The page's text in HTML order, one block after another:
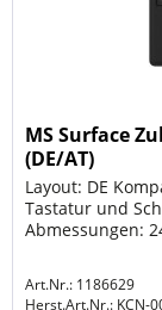
MS Surface
(DE/AT)
Layout: DE
Tastatur und
Abmessungen:
Art.Nr.: 1186629
Herst.Art.Nr.: KCN-